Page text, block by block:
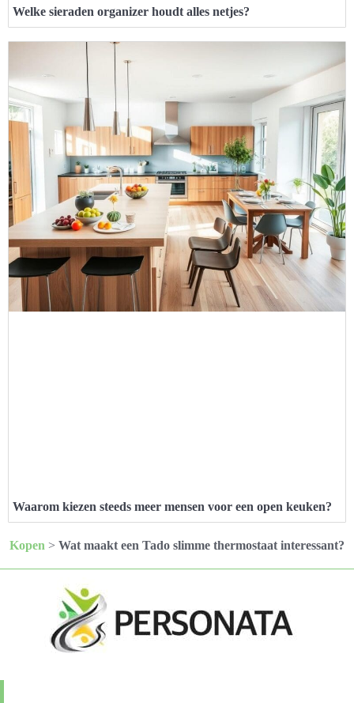
Welke sieraden organizer houdt alles netjes?
Waarom kiezen steeds meer mensen voor een open keuken?
Kopen > Wat maakt een Tado slimme thermostaat interessant?